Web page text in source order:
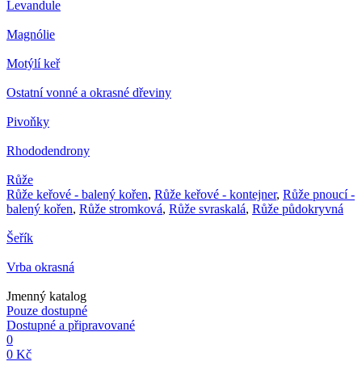
Levandule
Magnólie
Motýlí keř
Ostatní vonné a okrasné dřeviny
Pivoňky
Rhododendrony
Růže
Růže keřové - balený kořen, Růže keřové - kontejner, Růže pnoucí -
balený kořen, Růže stromková, Růže svraskalá, Růže půdokryvná
Šeřík
Vrba okrasná
Jmenný katalog
Pouze dostupné
Dostupné a připravované
0
0 Kč